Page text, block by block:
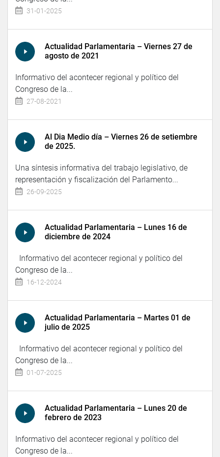
31-01-2025
Actualidad Parlamentaria – Viernes 27 de
agosto de 2021
Informativo del acontecer regional y político del
Congreso de la...
27-08-2021
Al Dia Medio día – Viernes 26 de setiembre
de 2025.
Una síntesis informativa del trabajo legislativo, de
representación y fiscalización del Parlamento...
26-09-2025
Actualidad Parlamentaria – Lunes 16 de
diciembre de 2024
Informativo del acontecer regional y político del
Congreso de la...
16-12-2024
Actualidad Parlamentaria – Martes 01 de
julio de 2025
Informativo del acontecer regional y político del
Congreso de la...
01-07-2025
Actualidad Parlamentaria – Lunes 20 de
febrero de 2023
Informativo del acontecer regional y político del
Congreso de la...